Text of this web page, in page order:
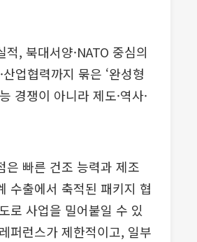
, 북대서양·NATO 중심의
업협력까지 묶은 ‘완성형
경쟁이 아니라 제도·역사·
은 빠른 건조 능력과 제조
수출에서 축적된 패키지 협
로 사업을 밀어붙일 수 있
퍼런스가 제한적이고, 일부